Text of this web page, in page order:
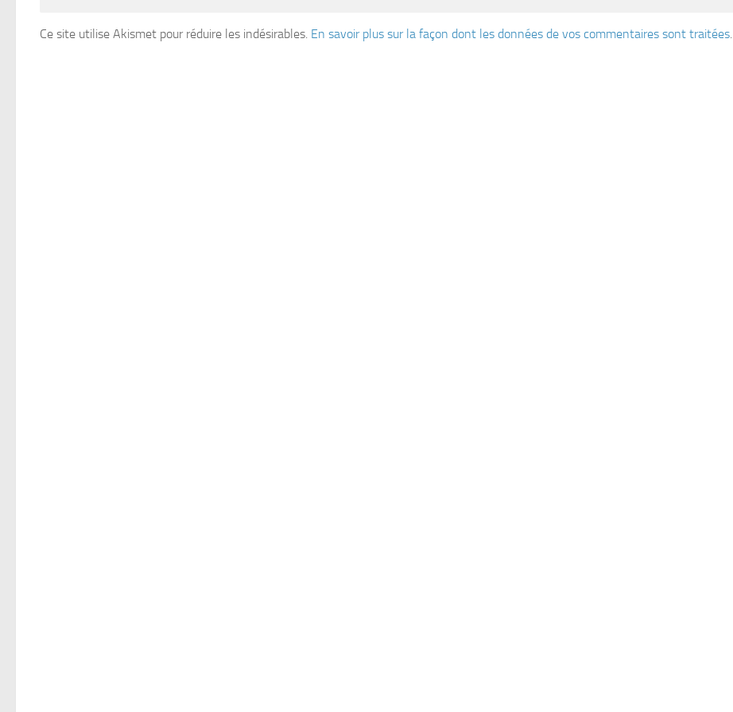
Ce site utilise Akismet pour réduire les indésirables. En savoir plus sur la façon dont les données de vos commentaires sont traitées.